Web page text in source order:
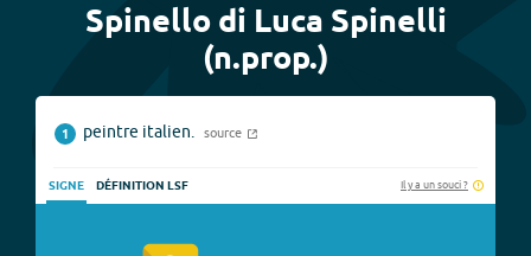
Spinello di Luca Spinelli
(n.prop.)
1 peintre italien. source
SIGNE DÉFINITION LSF Il y a un souci ?